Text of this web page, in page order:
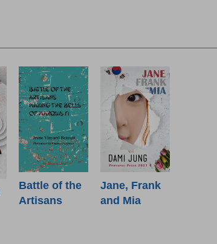
Battle of the
Artisans
Jane, Frank
and Mia